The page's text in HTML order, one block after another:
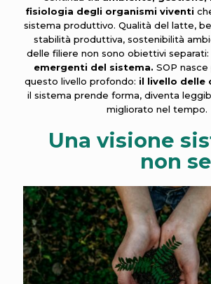
fisiologia degli organismi viventi
sistema produttivo. Qualità del latte,
stabilità produttiva, sostenibilità
delle filiere non sono obiettivi separati:
emergenti del sistema. SOP
questo livello profondo: il livello delle
il sistema prende forma, diventa
migliorato nel tempo.
Una visione
non